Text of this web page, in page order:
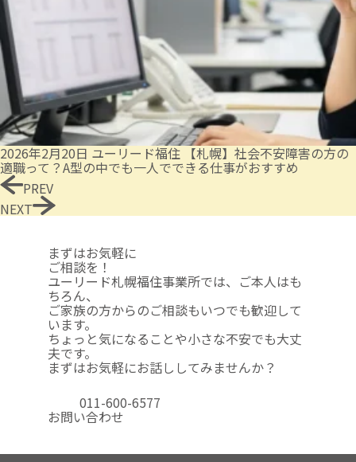
2026年2月20日 ユーリード福住 【札幌】社会不安障害の方の
適職って？A型の中でも一人でできる仕事がおすすめ
PREV
NEXT
まずはお気軽に
ご相談を！
ユーリード札幌福住事業所では、ご本人はも
ちろん、
ご家族の方からのご相談もいつでも歓迎して
います。
ちょっと気になることや小さな不安でも大丈
夫です。
まずはお気軽にお話ししてみませんか？
011-600-6577
お問い合わせ